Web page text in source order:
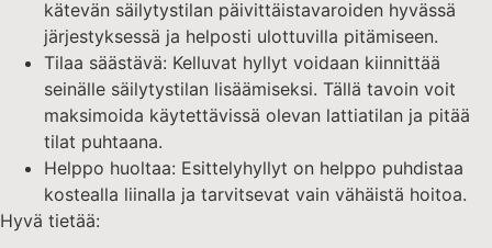
kätevän säilytystilan päivittäistavaroiden hyvässä
järjestyksessä ja helposti ulottuvilla pitämiseen.
Tilaa säästävä: Kelluvat hyllyt voidaan kiinnittää
seinälle säilytystilan lisäämiseksi. Tällä tavoin voit
maksimoida käytettävissä olevan lattiatilan ja pitää
tilat puhtaana.
Helppo huoltaa: Esittelyhyllyt on helppo puhdistaa
kostealla liinalla ja tarvitsevat vain vähäistä hoitoa.
Hyvä tietää: